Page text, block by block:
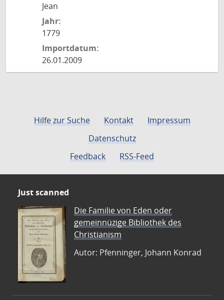
Jean
Jahr:
1779
Importdatum:
26.01.2009
Hilfe zur Suche Kontakt
Impressum
Datenschutz
Feedback
RSS-Feed
Just scanned
Die Familie von Eden oder
gemeinnüzige Bibliothek des
Christianism
Autor: Pfenninger, Johann Konrad